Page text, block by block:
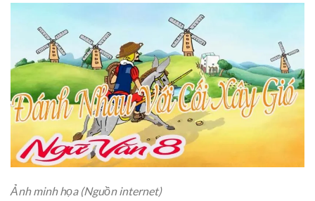
Ảnh minh họa (Nguồn internet)